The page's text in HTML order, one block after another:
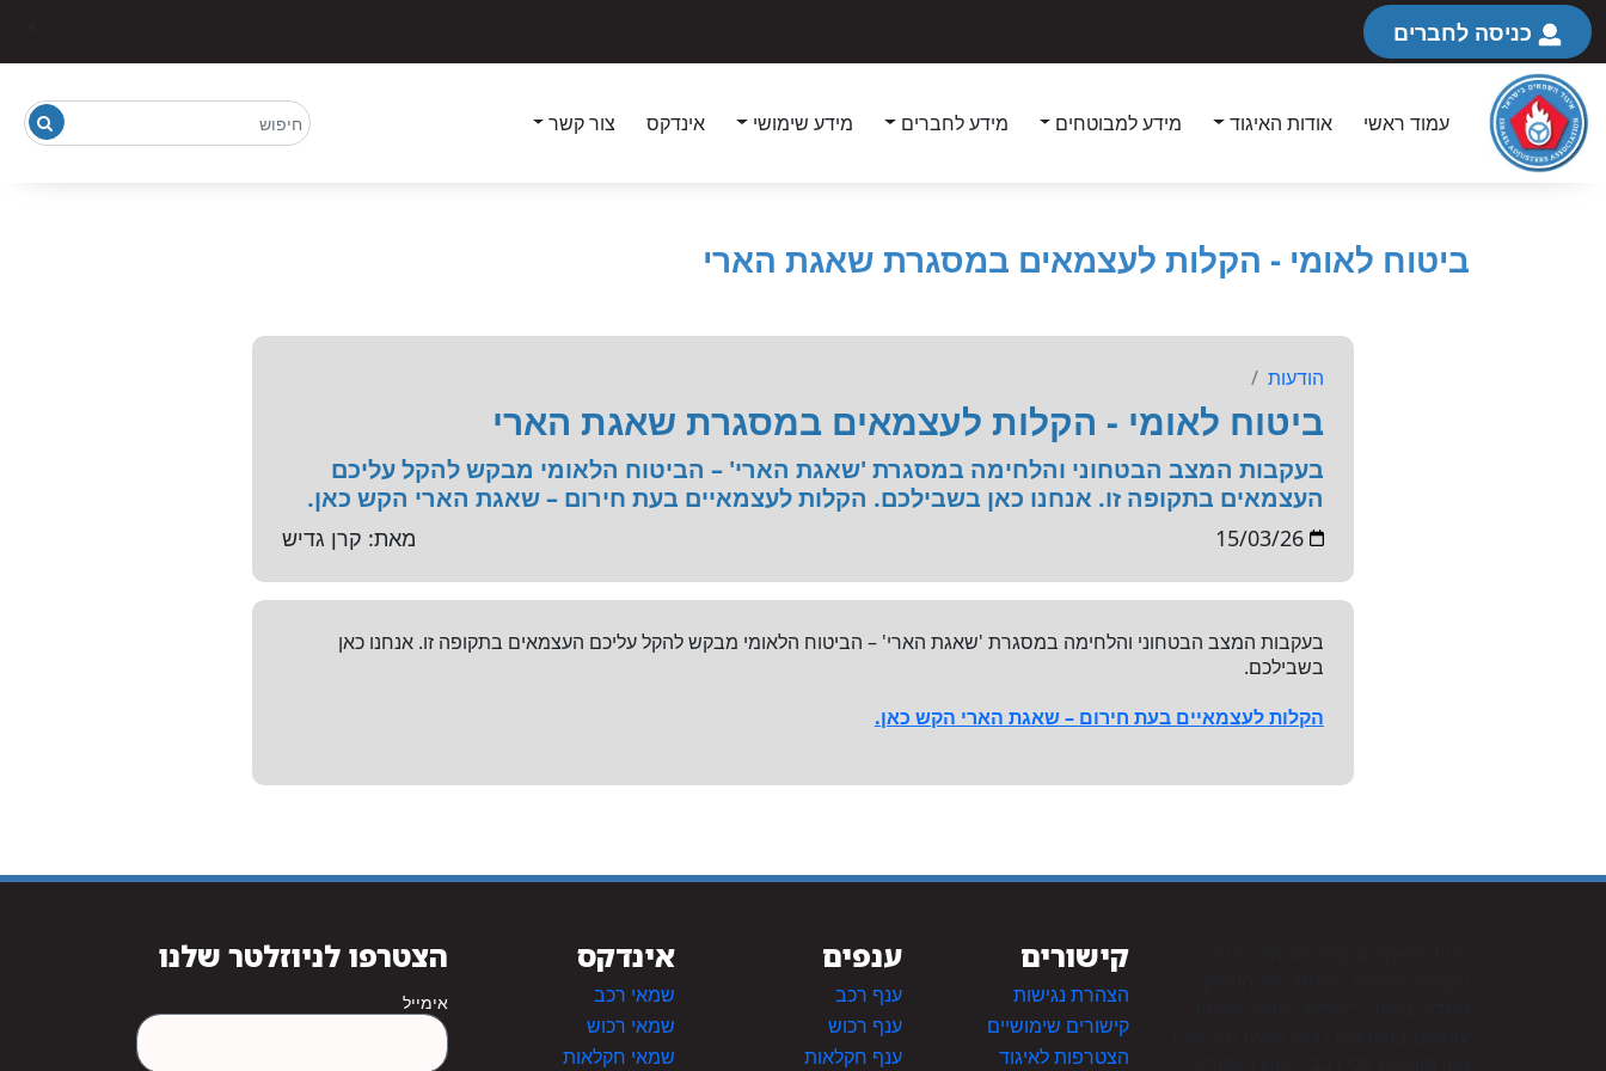
כניסה לחברים
עמוד ראשי אודות האיגוד מידע למבוטחים מידע לחברים מידע שימושי אינדקס צור קשר
ביטוח לאומי - הקלות לעצמאים במסגרת שאגת הארי
הודעות
ביטוח לאומי - הקלות לעצמאים במסגרת שאגת הארי
בעקבות המצב הבטחוני והלחימה במסגרת 'שאגת הארי' – הביטוח הלאומי מבקש להקל עליכם
העצמאים בתקופה זו. אנחנו כאן בשבילכם. הקלות לעצמאיים בעת חירום – שאגת הארי הקש כאן.
15/03/26 מאת: קרן גדיש
בעקבות המצב הבטחוני והלחימה במסגרת 'שאגת הארי' – הביטוח הלאומי מבקש להקל עליכם העצמאים בתקופה זו. אנחנו כאן
בשבילכם.
הקלות לעצמאיים בעת חירום – שאגת הארי הקש כאן.
קישורים
הצהרת נגישות
קישורים שימושיים
הצטרפות לאיגוד
ענפים
ענף רכב
ענף רכוש
ענף חקלאות
אינדקס
שמאי רכב
שמאי רכוש
שמאי חקלאות
הצטרפו לניוזלטר שלנו
אימייל